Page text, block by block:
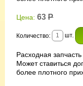
Цена: 63 Р
Количество: шт.
Расходная
Может ставиться
более плотного